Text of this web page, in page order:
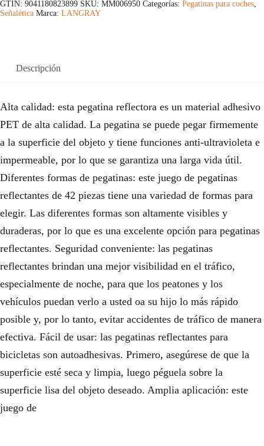
GTIN: 9041180823899 SKU: MM006950 Categorías: Pegatinas para coches,
Señalética Marca: LANGRAY
Descripción
Alta calidad: esta pegatina reflectora es un material adhesivo
PET de alta calidad. La pegatina se puede pegar firmemente
a la superficie del objeto y tiene funciones anti-ultravioleta e
impermeable, por lo que se garantiza una larga vida útil.
Diferentes formas de pegatinas: este juego de pegatinas
reflectantes de 42 piezas tiene una variedad de formas para
elegir. Las diferentes formas son altamente visibles y
duraderas, por lo que es una excelente opción para pegatinas
reflectantes. Seguridad conveniente: las pegatinas
reflectantes brindan una mejor visibilidad en el tráfico,
especialmente de noche, para que los peatones y los
vehículos puedan verlo a usted oa su hijo lo más rápido
posible y, por lo tanto, evitar accidentes de tráfico de manera
efectiva. Fácil de usar: las pegatinas reflectantes para
bicicletas son autoadhesivas. Primero, asegúrese de que la
superficie esté seca y limpia, luego péguela sobre la
superficie lisa del objeto deseado. Amplia aplicación: este
juego de